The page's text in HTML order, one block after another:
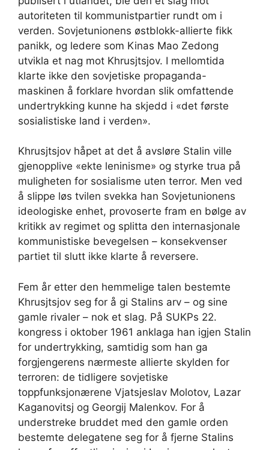
autoriteten til kommunistpartier rundt om i
verden. Sovjetunionens østblokk-allierte fikk
panikk, og ledere som Kinas Mao Zedong
utvikla et nag mot Khrusjtsjov. I mellomtida
klarte ikke den sovjetiske propaganda-
maskinen å forklare hvordan slik omfattende
undertrykking kunne ha skjedd i «det første
sosialistiske land i verden».
Khrusjtsjov håpet at det å avsløre Stalin ville
gjenopplive «ekte leninisme» og styrke trua på
muligheten for sosialisme uten terror. Men ved
å slippe løs tvilen svekka han Sovjetunionens
ideologiske enhet, provoserte fram en bølge av
kritikk av regimet og splitta den internasjonale
kommunistiske bevegelsen – konsekvenser
partiet til slutt ikke klarte å reversere.
Fem år etter den hemmelige talen bestemte
Khrusjtsjov seg for å gi Stalins arv – og sine
gamle rivaler – nok et slag. På SUKPs 22.
kongress i oktober 1961 anklaga han igjen Stalin
for undertrykking, samtidig som han ga
forgjengerens nærmeste allierte skylden for
terroren: de tidligere sovjetiske
toppfunksjonærene Vjatsjeslav Molotov, Lazar
Kaganovitsj og Georgij Malenkov. For å
understreke bruddet med den gamle orden
bestemte delegatene seg for å fjerne Stalins